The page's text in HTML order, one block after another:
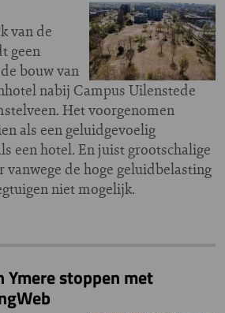
van de
geen
bouw van
nabij Campus Uilenstede
Het voorgenomen
als een geluidgevoelig
een hotel. En juist grootschalige
vanwege de hoge geluidbelasting
niet mogelijk.
Ymere stoppen met